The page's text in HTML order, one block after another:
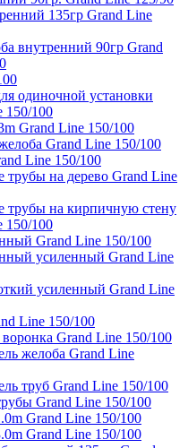
135гр Grand Line
внутренний 90гр Grand
одиночной установки
150/100
Grand Line 150/100
Grand Line 150/100
Line 150/100
трубы на дерево Grand Line
трубы на кирпичную стену
150/100
Grand Line 150/100
усиленный Grand Line
усиленный Grand Line
Line 150/100
Grand Line 150/100
желоба Grand Line
труб Grand Line 150/100
Grand Line 150/100
Grand Line 150/100
Grand Line 150/100